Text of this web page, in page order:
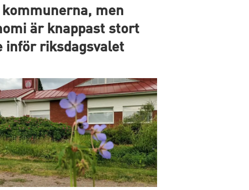
men
är knappast stort
inför riksdagsvalet